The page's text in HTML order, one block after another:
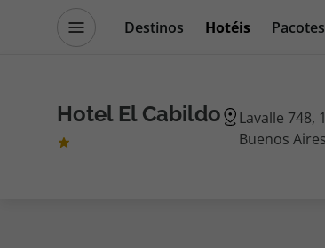
Destinos Hotéis
Hotel El Cabildo
Lavalle 748,
Buenos